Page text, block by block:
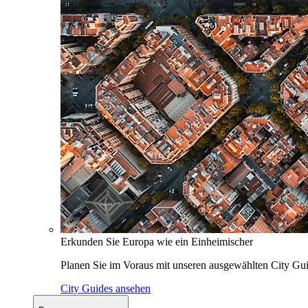
Erkunden Sie Europa wie ein Einheimischer
Planen Sie im Voraus mit unseren ausgewählten City
City Guides ansehen